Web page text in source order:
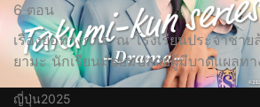
6 ตอน
เรื่องย่อทางการ: ณ โรงเรียนประจำชา
ยามะ นักเรียนมัธยมปลายผู้มีบาดแผลทา
ญี่ปุ่น2025